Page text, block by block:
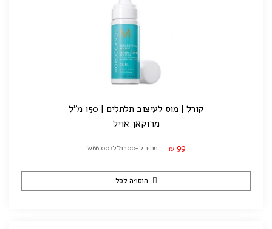
קורל | מוס לעיצוב תלתלים | 150 מ"ל
מרוקאן אויל
₪ 99 מחיר ל-100 מ"ל: ₪66.00
הוספה לסל